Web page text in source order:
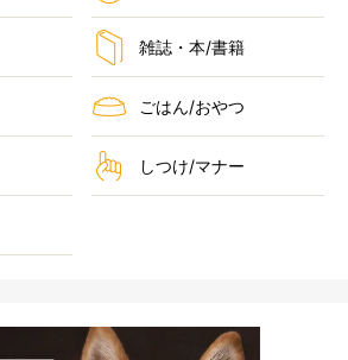
雑誌・本/書籍
ごはん/おやつ
しつけ/マナー